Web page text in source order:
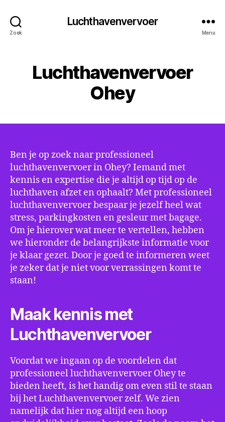
Zoek
Luchthavenvervoer
Menu
Luchthavenvervoer
Ohey
Ben je op zoek naar professioneel
luchthavenvervoer in Ohey? Iemand met
kennis en expertise die je altijd op tijd op de
luchthaven afzet en ophaalt? Met professioneel
luchthavenvervoer bespaar je jezelf heel wat
stress, parkingkosten en gesleur met bagage.
Om je hierover wat meer te vertellen, hebben
we hieronder de belangrijkste informatie voor
je klaar gezet. Door je goed te informeren weet
je zeker dat je niet voor verrassingen komt te
staan!
Maak kennis met
Luchthavenvervoer
Voordat we ingaan op de voordelen dat
professioneel luchthavenvervoer Ohey te
bieden heeft, is het handig om even stil te staan
bij het Luchthavenvervoer zelf. We zien
namelijk dat hier nog altijd een hoop